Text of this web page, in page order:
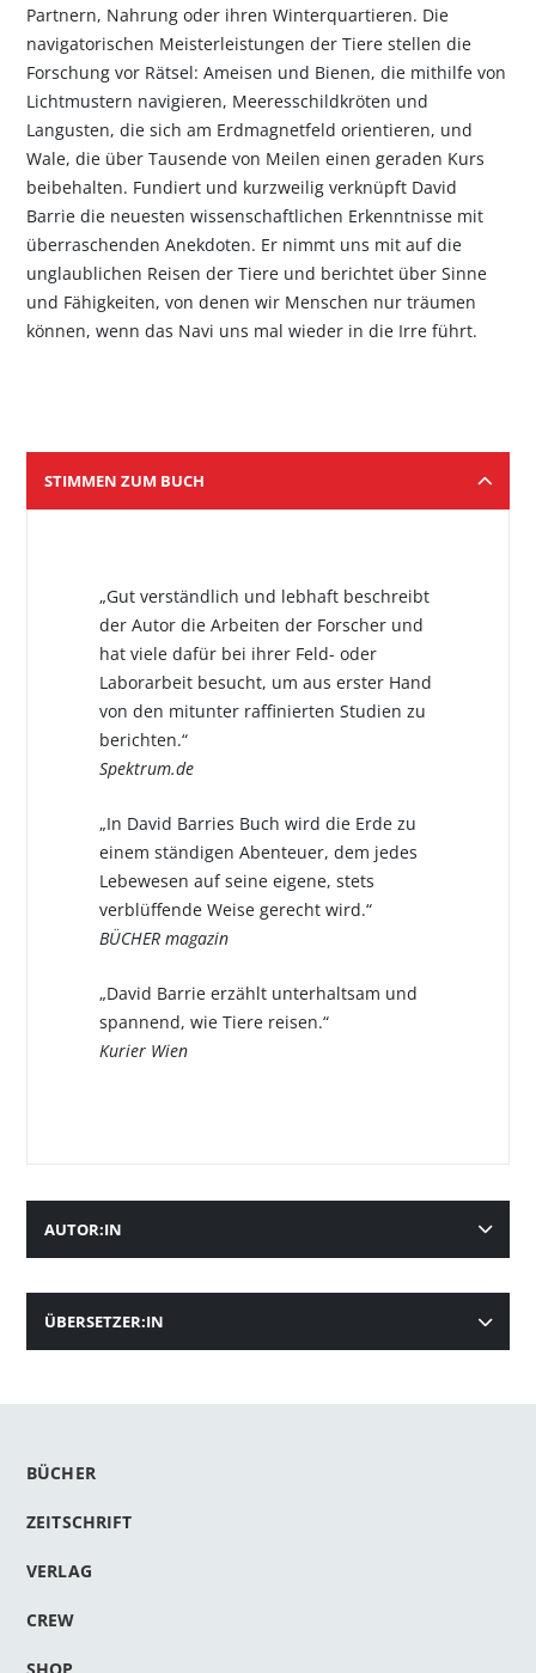
Partnern, Nahrung oder ihren Winterquartieren. Die
navigatorischen Meisterleistungen der Tiere stellen die
Forschung vor Rätsel: Ameisen und Bienen, die mithilfe von
Lichtmustern navigieren, Meeresschildkröten und
Langusten, die sich am Erdmagnetfeld orientieren, und
Wale, die über Tausende von Meilen einen geraden Kurs
beibehalten. Fundiert und kurzweilig verknüpft David
Barrie die neuesten wissenschaftlichen Erkenntnisse mit
überraschenden Anekdoten. Er nimmt uns mit auf die
unglaublichen Reisen der Tiere und berichtet über Sinne
und Fähigkeiten, von denen wir Menschen nur träumen
können, wenn das Navi uns mal wieder in die Irre führt.
STIMMEN ZUM BUCH
„Gut verständlich und lebhaft beschreibt
der Autor die Arbeiten der Forscher und
hat viele dafür bei ihrer Feld- oder
Laborarbeit besucht, um aus erster Hand
von den mitunter raffinierten Studien zu
berichten.“
Spektrum.de
„In David Barries Buch wird die Erde zu
einem ständigen Abenteuer, dem jedes
Lebewesen auf seine eigene, stets
verblüffende Weise gerecht wird.“
BÜCHER magazin
„David Barrie erzählt unterhaltsam und
spannend, wie Tiere reisen.“
Kurier Wien
AUTOR:IN
ÜBERSETZER:IN
BÜCHER
ZEITSCHRIFT
VERLAG
CREW